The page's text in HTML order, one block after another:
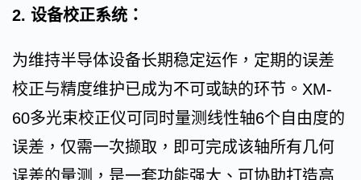
2. 设备校正系统：
为维持半导体设备长期稳定运作，定期的误差
校正与精度维护已成为不可或缺的环节。XM-
60多光束校正仪可同时量测线性轴6个自由度的
误差，仅需一次撷取，即可完成该轴所有几何
误差的量测，是一套功能强大、可协助打造高